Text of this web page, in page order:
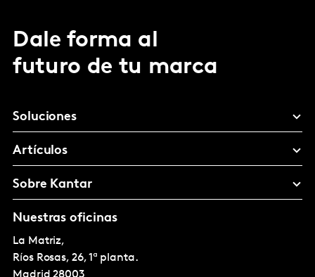
Dale forma al
futuro de tu marca
Soluciones
Artículos
Sobre Kantar
Nuestras oficinas
La Matriz,
Ríos Rosas, 26, 1ª planta.
Madrid 28003